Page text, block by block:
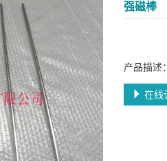
强磁棒
产品描述
在线